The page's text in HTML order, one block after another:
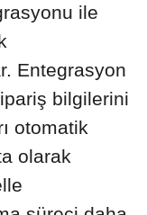
ile
Entegrasyon
bilgilerini
otomatik
olarak